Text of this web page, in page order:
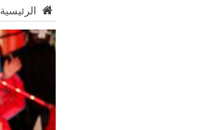
الرئيسية